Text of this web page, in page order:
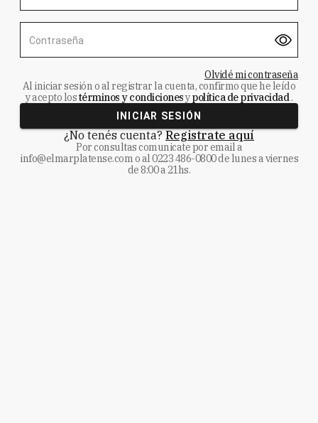
Contraseña
Olvidé mi contraseña
Al iniciar sesión o al registrar la cuenta, confirmo que he leído
y acepto lostérminos y condicionesypolítica de privacidad.
INICIAR SESIÓN
¿No tenés cuenta? Registrate aquí
Por consultas comunicate por email a
info@elmarplatense.como al0223 486-0800de lunes a viernes
de 8:00 a 21hs.